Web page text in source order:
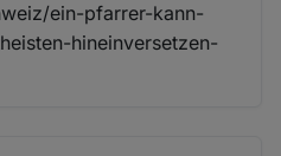
ein-pfarrer-kann-
hineinversetzen-